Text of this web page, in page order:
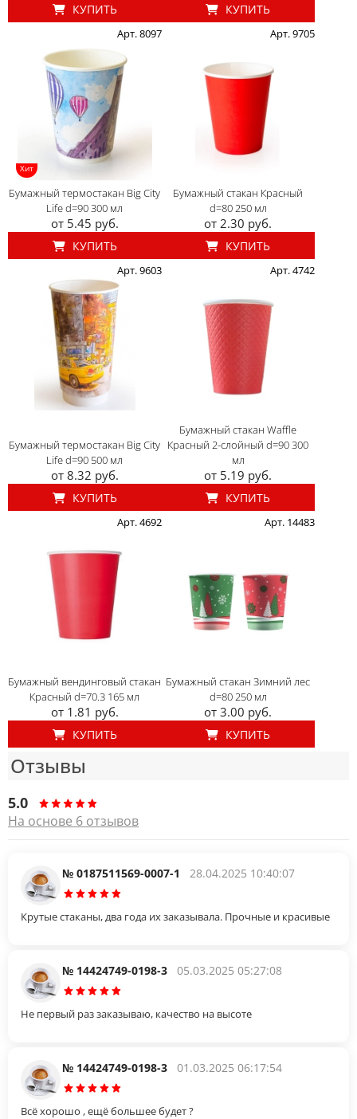
КУПИТЬ КУПИТЬ
Хит
Арт. 8097
Бумажный термостакан Big City
Life d=90 300 мл
от 5.45 руб.
КУПИТЬ
Арт. 9705
Бумажный стакан Красный
d=80 250 мл
от 2.30 руб.
КУПИТЬ
Арт. 9603
Бумажный термостакан Big City
Life d=90 500 мл
от 8.32 руб.
КУПИТЬ
Арт. 4742
Бумажный стакан Waffle
Красный 2-слойный d=90 300
мл
от 5.19 руб.
КУПИТЬ
Арт. 4692
Бумажный вендинговый стакан
Красный d=70.3 165 мл
от 1.81 руб.
КУПИТЬ
Арт. 14483
Бумажный стакан Зимний лес
d=80 250 мл
от 3.00 руб.
КУПИТЬ
Отзывы
5.0
На основе 6 отзывов
№ 0187511569-0007-1 28.04.2025 10:40:07
Крутые стаканы, два года их заказывала. Прочные и красивые
№ 14424749-0198-3 05.03.2025 05:27:08
Не первый раз заказываю, качество на высоте
№ 14424749-0198-3 01.03.2025 06:17:54
Всё хорошо , ещё большее будет ?